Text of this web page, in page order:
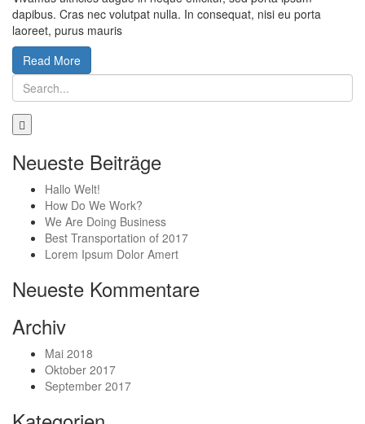
dapibus. Cras nec volutpat nulla. In consequat, nisi eu porta
laoreet, purus mauris
Read More
Neueste Beiträge
Hallo Welt!
How Do We Work?
We Are Doing Business
Best Transportation of 2017
Lorem Ipsum Dolor Amert
Neueste Kommentare
Archiv
Mai 2018
Oktober 2017
September 2017